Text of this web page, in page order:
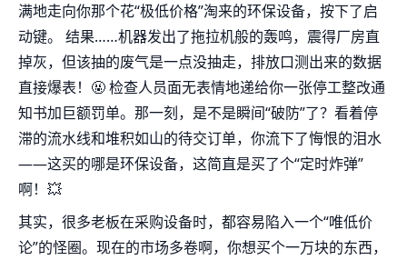
满地走向你那个花“极低价格”淘来的环保设备，按下了启
动键。 结果……机器发出了拖拉机般的轰鸣，震得厂房直
掉灰，但该抽的废气是一点没抽走，排放口测出来的数据
直接爆表！🤬 检查人员面无表情地递给你一张停工整改通
知书加巨额罚单。那一刻，是不是瞬间“破防”了？看着停
滞的流水线和堆积如山的待交订单，你流下了悔恨的泪水
——这买的哪是环保设备，这简直是买了个“定时炸弹”
啊！💥
其实，很多老板在采购设备时，都容易陷入一个“唯低价
论”的怪圈。现在的市场多卷啊，你想买个一万块的东西，